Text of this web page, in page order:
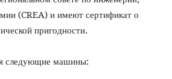
(CREA) и имеют сертификат о
пригодности.
следующие машины: